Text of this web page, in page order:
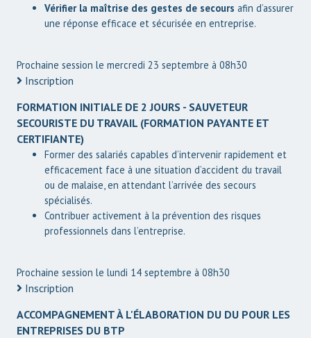
Vérifier la maîtrise des gestes de secours afin d’assurer
une réponse efficace et sécurisée en entreprise.
Prochaine session le mercredi 23 septembre à 08h30
Inscription
FORMATION INITIALE DE 2 JOURS - SAUVETEUR
SECOURISTE DU TRAVAIL (FORMATION PAYANTE ET
CERTIFIANTE)
Former des salariés capables d’intervenir rapidement et
efficacement face à une situation d’accident du travail
ou de malaise, en attendant l’arrivée des secours
spécialisés.
Contribuer activement à la prévention des risques
professionnels dans l’entreprise.
Prochaine session le lundi 14 septembre à 08h30
Inscription
ACCOMPAGNEMENT À L'ÉLABORATION DU DU POUR LES
ENTREPRISES DU BTP